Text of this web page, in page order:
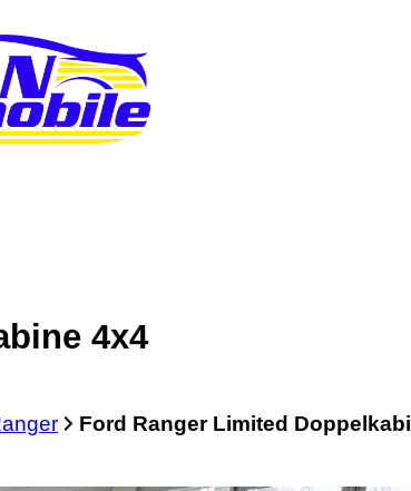
4x4
Ford Ranger Limited